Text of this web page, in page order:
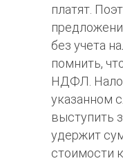
платят.
без учета
помнить,
НДФЛ.
указанном
выступить
удержит
стоимости